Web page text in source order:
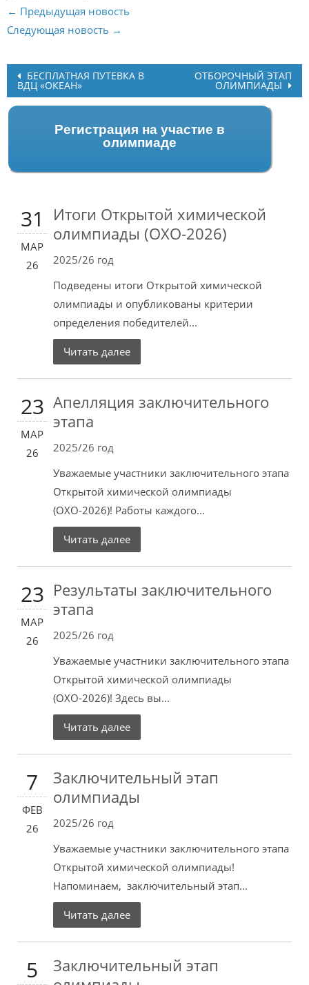
← Предыдущая новость
Следующая новость →
Post
navigation
БЕСПЛАТНАЯ ПУТЕВКА В
ВДЦ «ОКЕАН»
ОТБОРОЧНЫЙ ЭТАП
ОЛИМПИАДЫ
Регистрация на участие в
олимпиаде
31
МАР
26
Итоги Открытой химической
олимпиады (ОХО-2026)
2025/26 год
Подведены итоги Открытой химической
олимпиады и опубликованы критерии
определения победителей...
Читать далее
23
МАР
26
Апелляция заключительного
этапа
2025/26 год
Уважаемые участники заключительного этапа
Открытой химической олимпиады
(ОХО-2026)! Работы каждого...
Читать далее
23
МАР
26
Результаты заключительного
этапа
2025/26 год
Уважаемые участники заключительного этапа
Открытой химической олимпиады
(ОХО-2026)! Здесь вы...
Читать далее
7
ФЕВ
26
Заключительный этап
олимпиады
2025/26 год
Уважаемые участники заключительного этапа
Открытой химической олимпиады!
Напоминаем, заключительный этап...
Читать далее
5
Заключительный этап